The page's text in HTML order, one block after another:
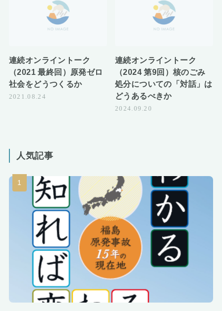
連続オンライントーク
（2021 最終回）原発ゼロ
社会をどうつくるか
2021.08.24
連続オンライントーク
（2024 第9回）核のごみ
処分についての「対話」は
どうあるべきか
2024.09.20
人気記事